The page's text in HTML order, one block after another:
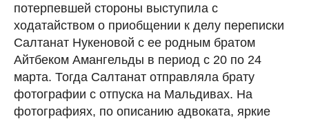
потерпевшей стороны выступила с
ходатайством о приобщении к делу переписки
Салтанат Нукеновой с ее родным братом
Айтбеком Амангельды в период с 20 по 24
марта. Тогда Салтанат отправляла брату
фотографии с отпуска на Мальдивах. На
фотографиях, по описанию адвоката, яркие